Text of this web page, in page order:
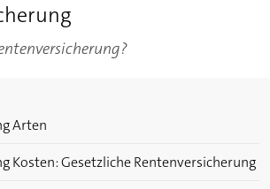
Arten
Kosten: Gesetzliche Rentenversicherung